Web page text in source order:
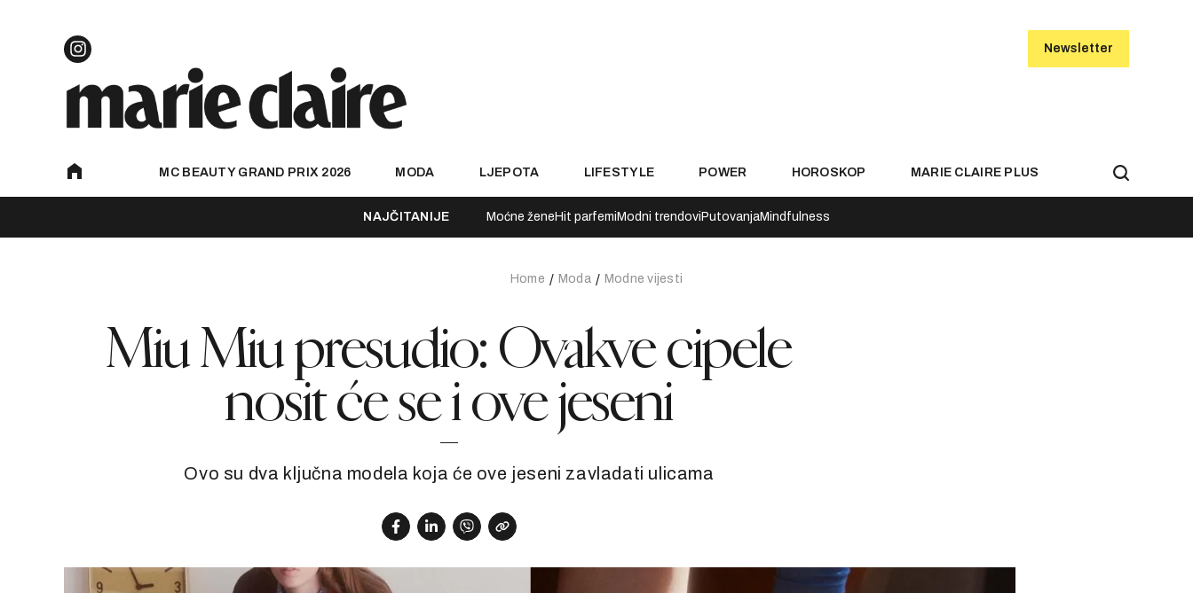
Newsletter
MC BEAUTY GRAND PRIX 2026 MODA LJEPOTA LIFESTYLE POWER HOROSKOP MARIE CLAIRE PLUS
NAJČITANIJE Moćne žene Hit parfemi Modni trendovi PutovanjaMindfulness
Home Moda Modne vijesti
Miu Miu presudio: Ovakve cipele
nosit će se i ove jeseni
Ovo su dva ključna modela koja će ove jeseni zavladati ulicama